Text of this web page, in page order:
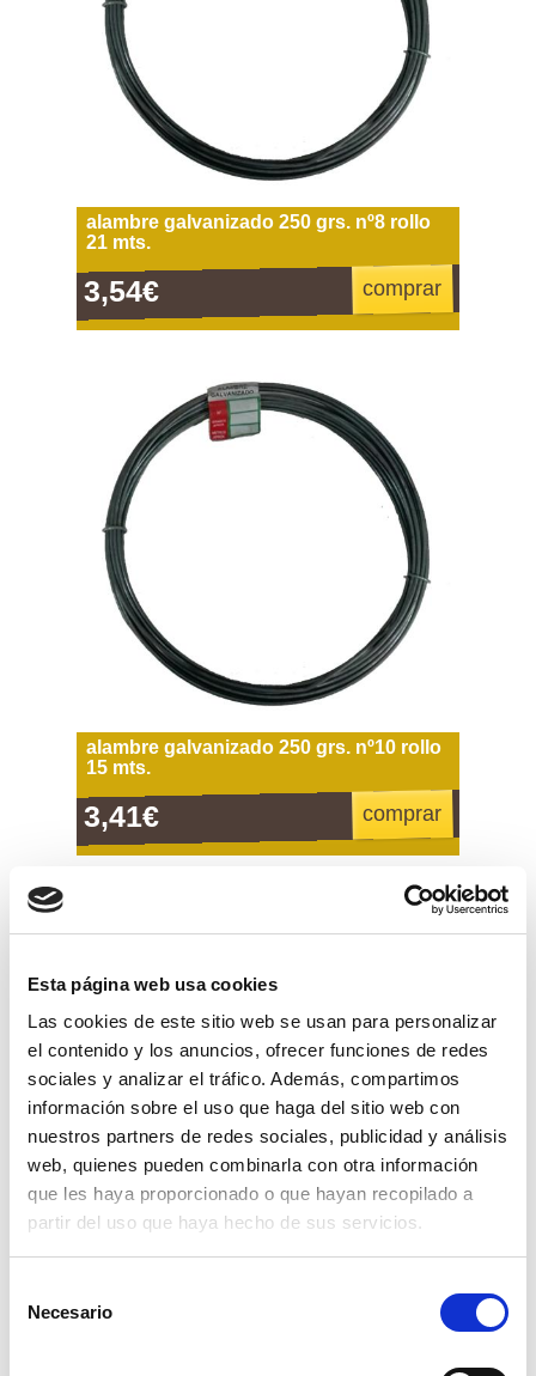
Esta página web usa cookies
Las cookies de este sitio web se usan para personalizar
el contenido y los anuncios, ofrecer funciones de redes
sociales y analizar el tráfico. Además, compartimos
información sobre el uso que haga del sitio web con
nuestros partners de redes sociales, publicidad y análisis
web, quienes pueden combinarla con otra información
que les haya proporcionado o que hayan recopilado a
partir del uso que haya hecho de sus servicios.
Necesario
alambre galvanizado 250 grs. nº8 rollo
21 mts.
3,54€ comprar
alambre galvanizado 250 grs. nº10 rollo
15 mts.
3,41€ comprar